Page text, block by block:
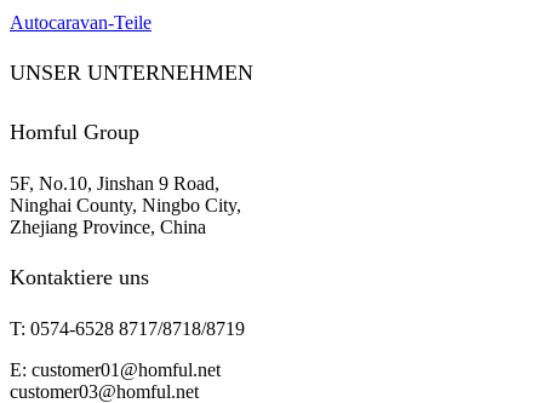
Autocaravan-Teile
UNSER UNTERNEHMEN
Homful Group
5F, No.10, Jinshan 9 Road,
Ninghai County, Ningbo City,
Zhejiang Province, China
Kontaktiere uns
T: 0574-6528 8717/8718/8719
E: customer01@homful.net
customer03@homful.net